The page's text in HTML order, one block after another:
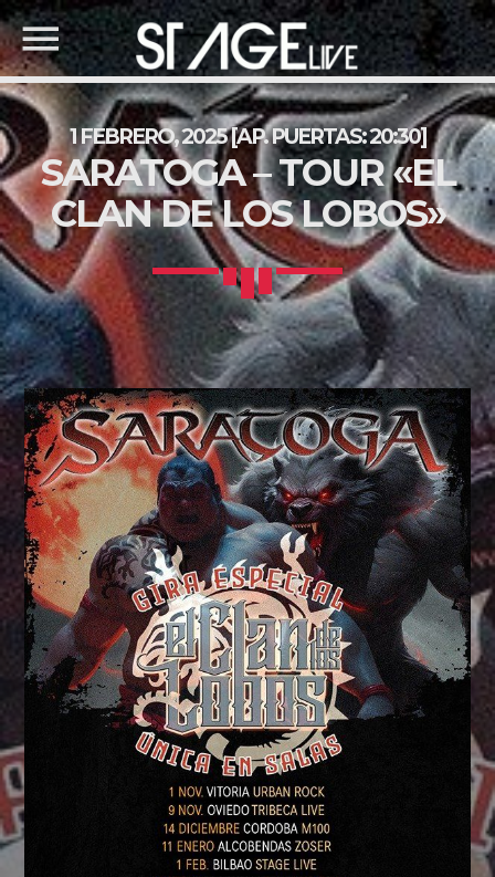
BUSCA EN LA WEB
COMPARTE ESTA PÁGINA
Twitter
Facebook
Pinterest
Whatsapp
1 FEBRERO, 2025 [AP. PUERTAS: 20:30]
SARATOGA – TOUR «EL
CLAN DE LOS LOBOS»